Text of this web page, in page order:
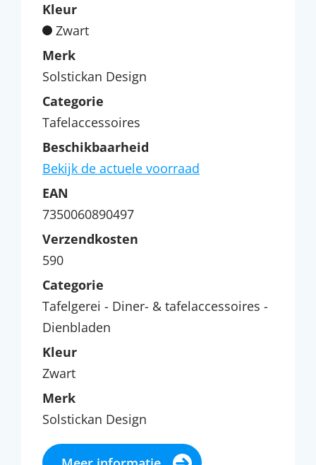
Kleur
Zwart
Merk
Solstickan Design
Categorie
Tafelaccessoires
Beschikbaarheid
Bekijk de actuele voorraad
EAN
7350060890497
Verzendkosten
590
Categorie
Tafelgerei - Diner- & tafelaccessoires -
Dienbladen
Kleur
Zwart
Merk
Solstickan Design